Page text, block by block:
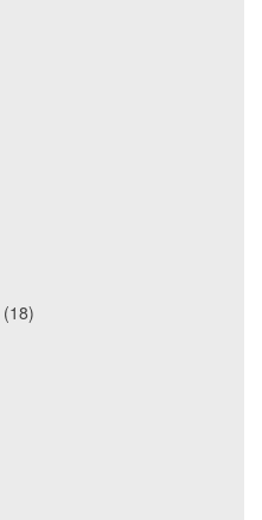
(18)